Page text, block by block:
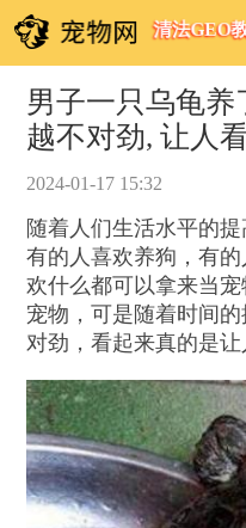
清法GEO
男子一只乌龟养
越不对劲, 让人
2024-01-17 15:32
随着人们生活水平的
有的人喜欢养狗，有
欢什么都可以拿来当
宠物，可是随着时间
对劲，看起来真的是让